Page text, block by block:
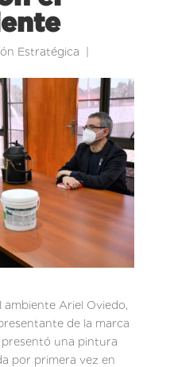
Estratégica
ambiente Ariel Oviedo,
de la marca
presentó una pintura
por primera vez en